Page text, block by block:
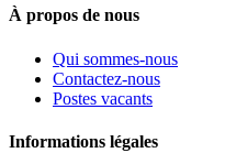
À propos de nous
Qui sommes-nous
Contactez-nous
Postes vacants
Informations légales